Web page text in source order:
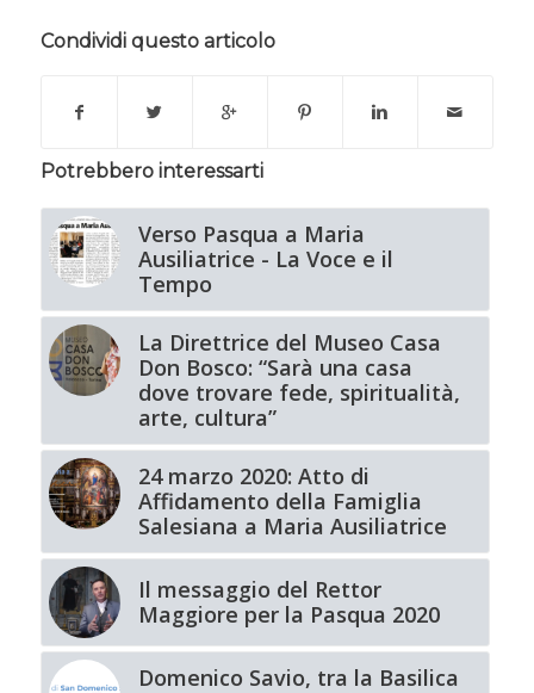
Condividi questo articolo
Potrebbero interessarti
Verso Pasqua a Maria
Ausiliatrice - La Voce e il
Tempo
La Direttrice del Museo Casa
Don Bosco: “Sarà una casa
dove trovare fede, spiritualità,
arte, cultura”
24 marzo 2020: Atto di
Affidamento della Famiglia
Salesiana a Maria Ausiliatrice
Il messaggio del Rettor
Maggiore per la Pasqua 2020
Domenico Savio, tra la Basilica